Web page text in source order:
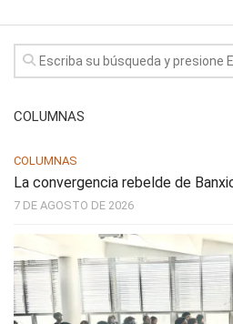
COLUMNAS
COLUMNAS
La convergencia rebelde de
7 DE AGOSTO DE 2026